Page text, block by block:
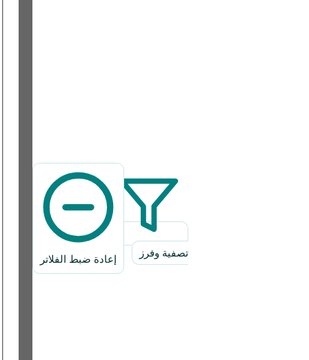
تصفية وفرز إعادة ضبط الفلاتر